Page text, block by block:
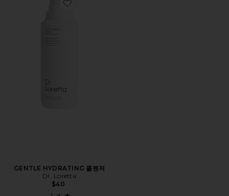
Favorite GENTLE HYDRATING 클렌저
GENTLE HYDRATING 클렌저
Dr. Loretta
$40